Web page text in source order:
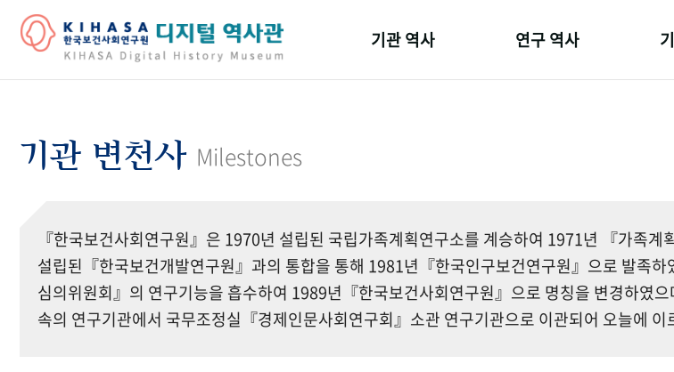
기관 역사 연구 역사
기관 변천사 Milestones
『한국보건사회연구원』은 1970년 설립된 국립가족계획연구소를 계승하여 1971년 『가족
설립된『한국보건개발연구원』과의 통합을 통해 1981년『한국인구보건연구원』으로 발족
심의위원회』의 연구기능을 흡수하여 1989년『한국보건사회연구원』으로 명칭을 변경하였
속의 연구기관에서 국무조정실『경제인문사회연구회』소관 연구기관으로 이관되어 오늘에 이